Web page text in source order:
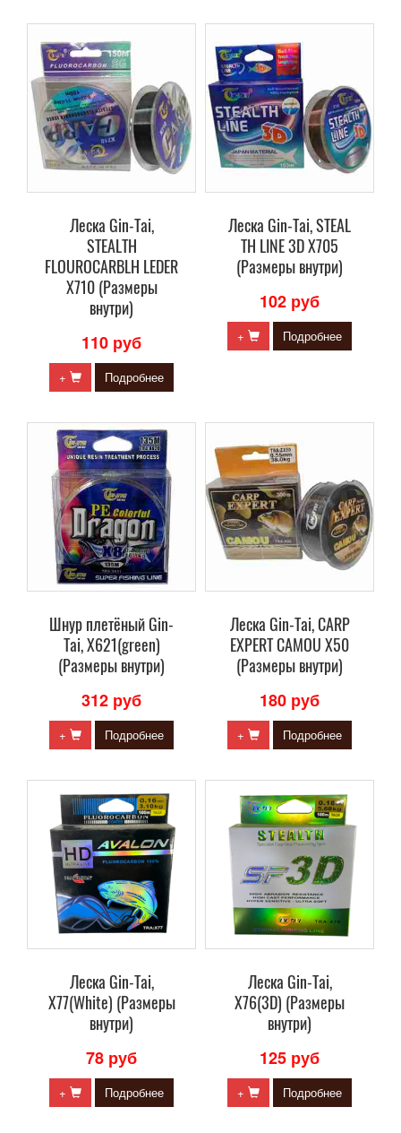
Леска Gin-Tai,
STEALTH
FLOUROCARBLH LEDER
X710 (Размеры
внутри)
110 руб
+ Подробнее
Леска Gin-Tai, STEAL
TH LINE 3D X705
(Размеры внутри)
102 руб
+ Подробнее
Шнур плетёный Gin-
Tai, X621(green)
(Размеры внутри)
312 руб
+ Подробнее
Леска Gin-Tai, CARP
EXPERT CAMOU X50
(Размеры внутри)
180 руб
+ Подробнее
Леска Gin-Tai,
X77(White) (Размеры
внутри)
78 руб
+ Подробнее
Леска Gin-Tai,
X76(3D) (Размеры
внутри)
125 руб
+ Подробнее